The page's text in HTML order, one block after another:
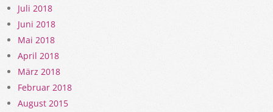
Juli 2018
Juni 2018
Mai 2018
April 2018
März 2018
Februar 2018
August 2015